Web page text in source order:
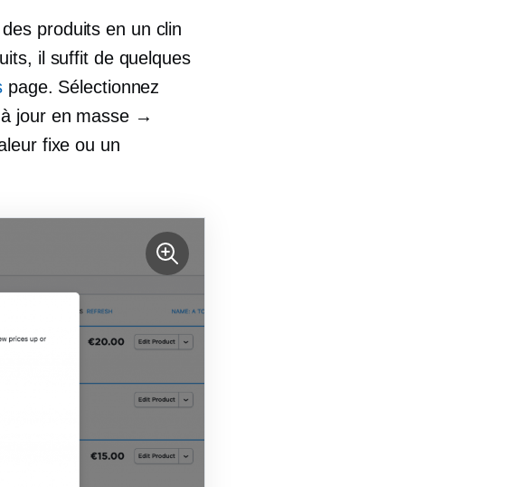
produits en un clin
il suffit de quelques
page. Sélectionnez
jour en masse →
fixe ou un